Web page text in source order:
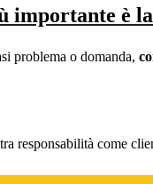
importante è
problema o domanda,
responsabilità come